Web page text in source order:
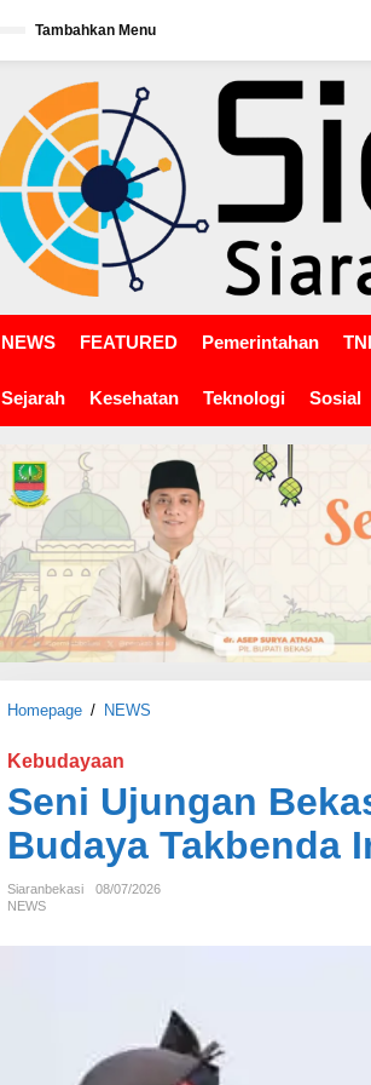
Tambahkan Menu
NEWS FEATURED Pemerintahan
Sejarah Kesehatan Teknologi Sosial
Homepage / NEWS
U
g
s
Kebudayaan
Seni Ujungan
Budaya Takbenda
Siaranbekasi
08/07/2026
NEWS